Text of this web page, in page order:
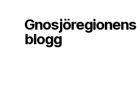
Gnosjöregionens
blogg